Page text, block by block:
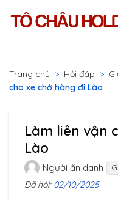
Trang chủ > Hỏi đáp >
cho xe chở hàng đi Lào
Làm liên vận
Lào
Người ẩn danh
Đã hỏi: 02/10/2025